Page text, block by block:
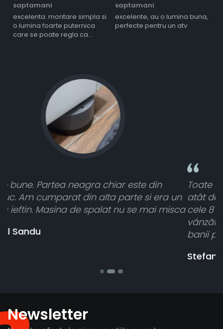
saptamani
excelenta. montare simpla si
o lumina foarte puternica
care se poate regla ca
saptamani
excelente, au o lumina buna,
perfecte pentru un atv
un
Toate sunt foarte luminoase și funcționează
atât de bine în curtea din spate. A primit toate
cele 8 bucati dar una nu a funcționat,
vânzătorul a răspuns rapid și a rambursat
banii pentru 1 bucata, Multumesc
Newsletter